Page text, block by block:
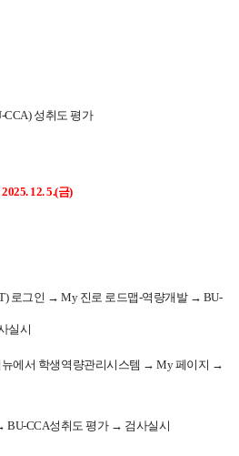
CCA) 성취도 평가
2025. 12.5.(금)
로그인 → My 진로 로드맵-역량개발 → BU-
실시
에서 학생역량관리시스템 → My 페이지 →
BU-CCA성취도 평가 → 검사실시